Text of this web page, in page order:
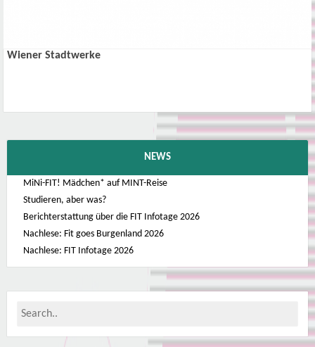
Wiener Stadtwerke
NEWS
MiNi-FIT! Mädchen* auf MINT-Reise
Studieren, aber was?
Berichterstattung über die FIT Infotage 2026
Nachlese: Fit goes Burgenland 2026
Nachlese: FIT Infotage 2026